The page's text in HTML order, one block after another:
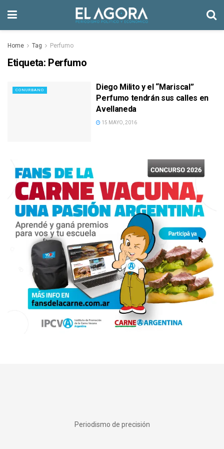
Home Tag Perfumo
Etiqueta: Perfumo
CONURBANO
Diego Milito y el “Mariscal”
Perfumo tendrán sus calles en
Avellaneda
15 MAYO, 2016
Periodismo de precisión